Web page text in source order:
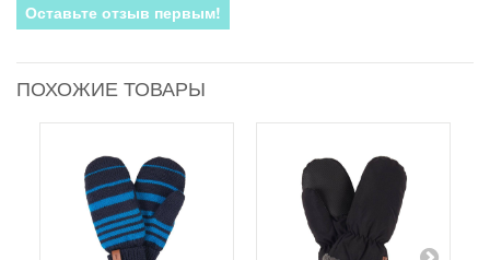
Оставьте отзыв первым!
ПОХОЖИЕ ТОВАРЫ